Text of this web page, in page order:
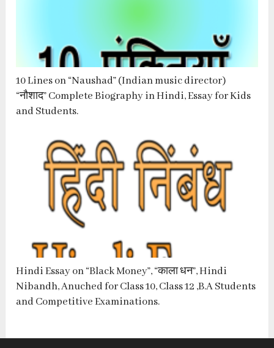
10 Lines on “Naushad” (Indian music director)
“नौशाद” Complete Biography in Hindi, Essay for Kids
and Students.
Hindi Essay on “Black Money”, “काला धन”, Hindi
Nibandh, Anuched for Class 10, Class 12 ,B.A Students
and Competitive Examinations.